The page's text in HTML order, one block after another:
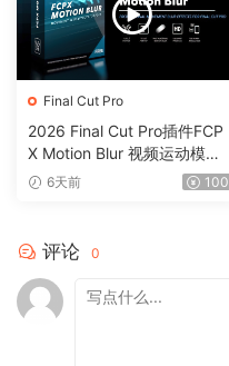
Final Cut Pro
2026 Final Cut Pro插件FCP
X Motion Blur 视频运动模糊
效果插件0199
6天前 100
评论 0